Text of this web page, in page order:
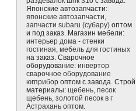
Японские автозапчасти:
японские автозапчасти,
запчасти subaru (субару)оптом
и под заказ. Магазин мебели:
интерьер дома - стенки
гостиная, мебель для гостиных
на заказ. Сварочное
оборудование: инвертор
сварочное оборудование
югприбороптом с завода. Строй
материалы: щебень, песок
щебень, золотой песок в г
Астраханьоптом.